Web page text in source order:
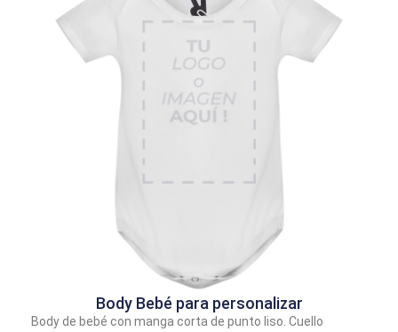
Body Bebé para personalizar
Body de bebé con manga corta de punto liso. Cuello